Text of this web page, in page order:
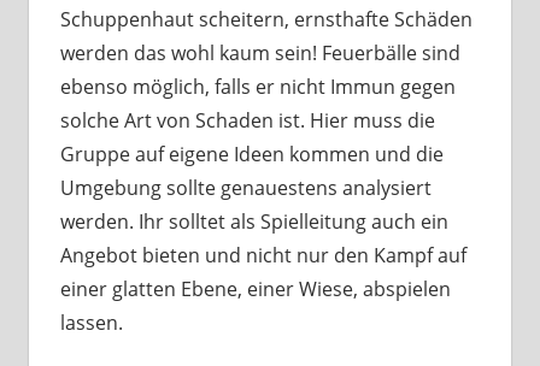
Schuppenhaut scheitern, ernsthafte Schäden
werden das wohl kaum sein! Feuerbälle sind
ebenso möglich, falls er nicht Immun gegen
solche Art von Schaden ist. Hier muss die
Gruppe auf eigene Ideen kommen und die
Umgebung sollte genauestens analysiert
werden. Ihr solltet als Spielleitung auch ein
Angebot bieten und nicht nur den Kampf auf
einer glatten Ebene, einer Wiese, abspielen
lassen.